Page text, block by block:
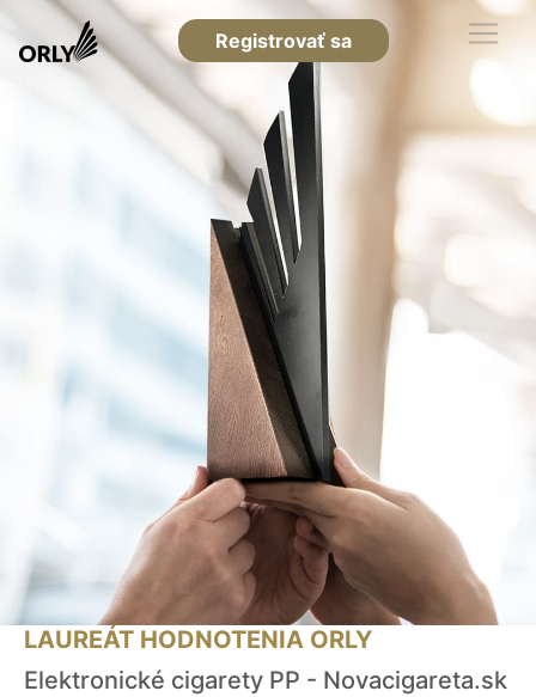
Registrovať sa
LAUREÁT HODNOTENIA ORLY
Elektronické cigarety PP - Novacigareta.sk